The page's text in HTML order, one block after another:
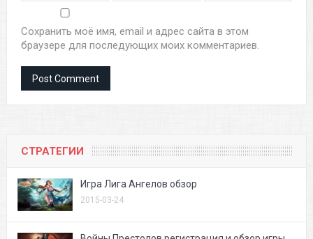
Сохранить моё имя, email и адрес сайта в этом
браузере для последующих моих комментариев.
СТРАТЕГИИ
Игра Лига Ангелов обзор
2015-03-24